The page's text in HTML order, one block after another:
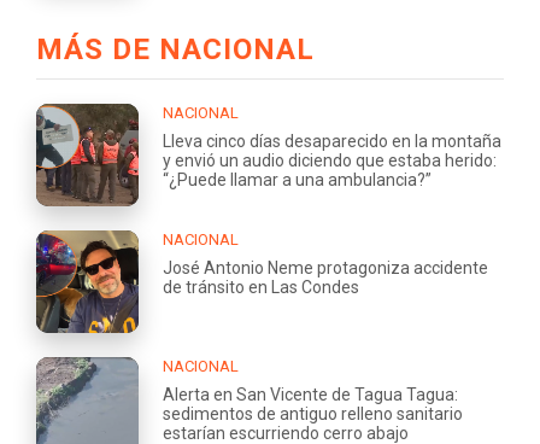
MÁS DE NACIONAL
NACIONAL
Lleva cinco días desaparecido en la montaña
y envió un audio diciendo que estaba herido:
“¿Puede llamar a una ambulancia?”
NACIONAL
José Antonio Neme protagoniza accidente
de tránsito en Las Condes
NACIONAL
Alerta en San Vicente de Tagua Tagua:
sedimentos de antiguo relleno sanitario
estarían escurriendo cerro abajo